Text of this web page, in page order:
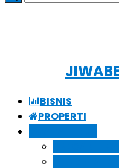
BISNIS
PROPERTI